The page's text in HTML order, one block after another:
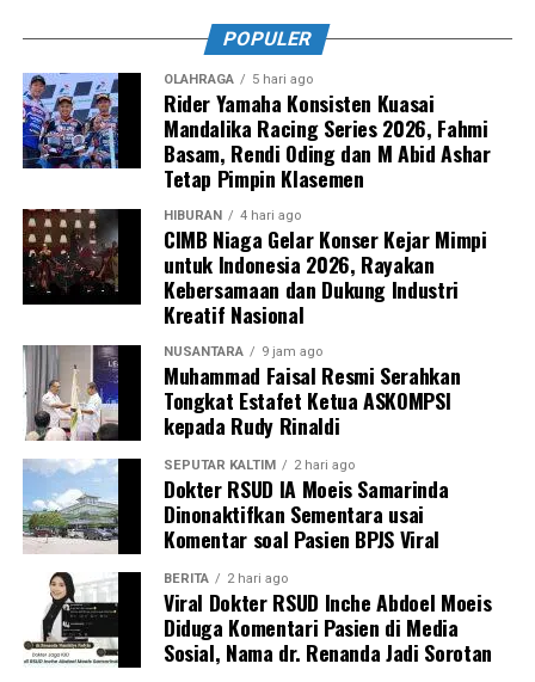
POPULER
OLAHRAGA 5 hari ago
Rider Yamaha Konsisten Kuasai
Mandalika Racing Series 2026, Fahmi
Basam, Rendi Oding dan M Abid Ashar
Tetap Pimpin Klasemen
HIBURAN 4 hari ago
CIMB Niaga Gelar Konser Kejar Mimpi
untuk Indonesia 2026, Rayakan
Kebersamaan dan Dukung Industri
Kreatif Nasional
NUSANTARA 9 jam ago
Muhammad Faisal Resmi Serahkan
Tongkat Estafet Ketua ASKOMPSI
kepada Rudy Rinaldi
SEPUTAR KALTIM 2 hari ago
Dokter RSUD IA Moeis Samarinda
Dinonaktifkan Sementara usai
Komentar soal Pasien BPJS Viral
BERITA 2 hari ago
Viral Dokter RSUD Inche Abdoel Moeis
Diduga Komentari Pasien di Media
Sosial, Nama dr. Renanda Jadi Sorotan